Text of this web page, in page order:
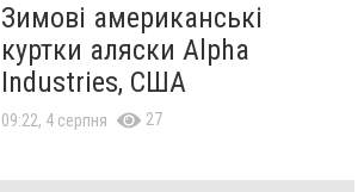
Зимові американські
куртки аляски Alpha
Industries, США
09:22, 4 серпня 27